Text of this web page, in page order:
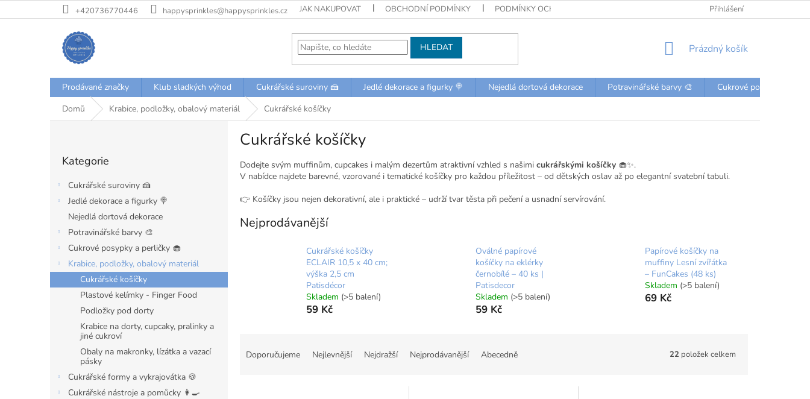
na
+420736770446 happysprinkles@happysprinkles.cz JAK NAKUPOVAT OBCHODNÍ PODMÍNKY PODMÍNKY OCHRANY OSOBNÍCH ÚDAJŮ KONTAKTYPřihlášení
HLEDAT
NÁKUPNÍ
Prázdný košík
Prodávané značky Klub sladkých výhod Cukrářské suroviny 🍰 Jedlé dekorace a figurky 🍭 Nejedlá dortová dekorace Potravinářské barvy 🎨
Cukrové posypky a
Domů
Krabice, podložky, obalový materiál Cukrářské košíčky
n
e
kategorie
Kategorie
Cukrářské suroviny 🍰
Jedlé dekorace a figurky 🍭
Nejedlá dortová dekorace
Potravinářské barvy 🎨
Cukrové posypky a perličky 🧁
Krabice, podložky, obalový materiál
Cukrářské košíčky
Plastové kelímky - Finger Food
Podložky pod dorty
Krabice na dorty, cupcaky, pralinky a
jiné cukroví
Obaly na makronky, lízátka a vazací
pásky
Cukrářské formy a vykrajovátka 🍪
Cukrářské nástroje a pomůcky 👩‍🍳
Cukrářské košíčky
Dodejte svým muffinům, cupcakes i malým dezertům atraktivní vzhled s našimi cukrářskými košíčky 🧁✨.
V nabídce najdete barevné, vzorované i tematické košíčky pro každou příležitost – od dětských oslav až po elegantní svatební tabuli.
👉 Košíčky jsou nejen dekorativní, ale i praktické – udrží tvar těsta při pečení a usnadní servírování.
Nejprodávanější
Cukrářské košíčky
ECLAIR 10,5 x 40 cm;
výška 2,5 cm
Patisdécor
Skladem (>5 balení)
59 Kč
Oválné papírové
košíčky na eklérky
černobílé – 40 ks |
Patisdecor
Skladem (>5 balení)
59 Kč
Papírové košíčky na
muffiny Lesní zvířátka
– FunCakes (48 ks)
Skladem (>5 balení)
69 Kč
Doporučujeme Nejlevnější Nejdražší Nejprodávanější Abecedně 22 položek celkem